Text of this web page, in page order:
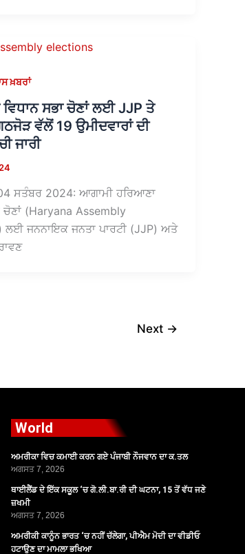
ਖ਼ਬਰਾਂ
ਸਭਾ ਚੋਣਾਂ ਲਈ JJP ਤੇ
ਵੱਲੋਂ 19 ਉਮੀਦਵਾਰਾਂ ਦੀ
ਜਾਰੀ
ਸਤੰਬਰ 2024: ਆਗਾਮੀ ਹਰਿਆਣਾ
ਚੋਣਾਂ (Haryana Assembly
ਲਈ ਜਨਨਾਇਕ ਜਨਤਾ ਪਾਰਟੀ (JJP) ਅਤੇ
Next →
World
ਅਮਰੀਕਾ ਵਿਚ ਕਮਾਈ ਕਰਨ ਗਏ ਪੰਜਾਬੀ ਨੌਜਵਾਨ ਦਾ ਕ.ਤਲ
ਅਗਸਤ 7, 2026
ਥਾਈਲੈਂਡ ਦੇ ਇੱਕ ਸਕੂਲ ‘ਚ ਗੋ.ਲੀ.ਬਾ.ਰੀ ਦੀ ਘਟਨਾ, 15 ਤੋਂ ਵੱਧ ਜਣੇ
ਜ਼ਖਮੀ
ਅਗਸਤ 7, 2026
ਅਮਰੀਕੀ ਕਾਨੂੰਨ ਭਾਰਤ ‘ਚ ਨਹੀਂ ਚੱਲੇਗਾ, ਪੀਐਮ ਮੋਦੀ ਦਾ ਵੀਡੀਓ
ਹਟਾਉਣ ਦਾ ਮਾਮਲਾ ਭਖਿਆ